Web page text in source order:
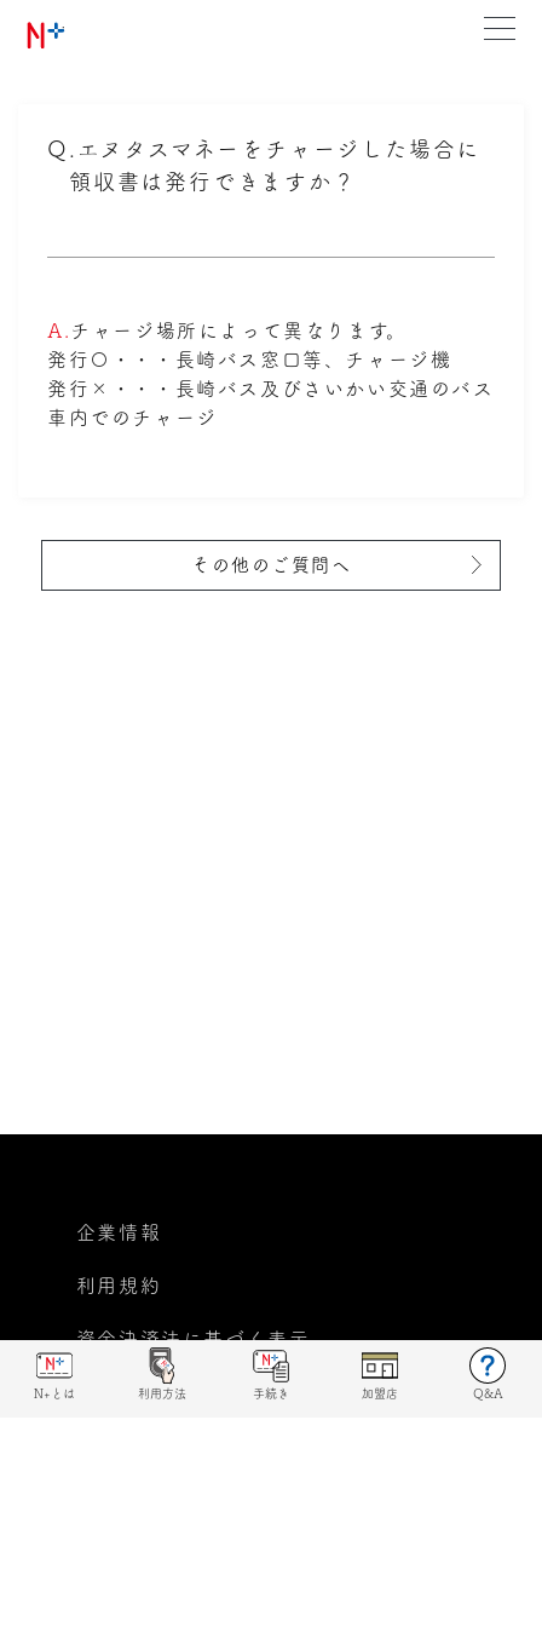
Q.
エヌタスマネーをチャージした場合に
領収書は発行できますか？
A.
チャージ場所によって異なります。
発行〇・・・長崎バス窓口等、チャージ機
発行×・・・長崎バス及びさいかい交通のバス
車内でのチャージ
その他のご質問へ
企業情報
利用規約
資金決済法に基づく表示
個人情報保護方針
N+とは 利用方法 手続き 加盟店 Q&A